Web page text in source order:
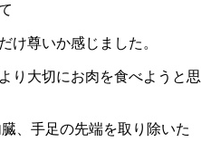
け尊いか感じました。
り大切にお肉を食べようと思
、手足の先端を取り除いた